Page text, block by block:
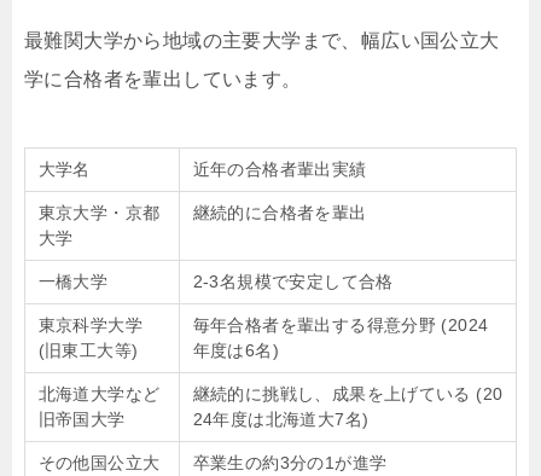
最難関大学から地域の主要大学まで、幅広い国公立大
学に合格者を輩出しています。
大学名 近年の合格者輩出実績
東京大学・京都
大学
継続的に合格者を輩出
一橋大学 2-3名規模で安定して合格
東京科学大学
(旧東工大等)
毎年合格者を輩出する得意分野 (2024
年度は6名)
北海道大学など
旧帝国大学
継続的に挑戦し、成果を上げている (20
24年度は北海道大7名)
その他国公立大
卒業生の約3分の1が進学